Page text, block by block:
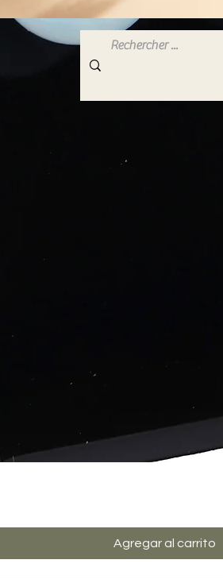
Agregar al carrito